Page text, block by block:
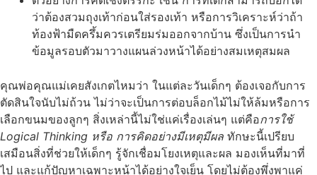
ว่าต้องสวมถุงเท้าก่อนใส่รองเท้า หรือการวิเคราะห์ว่าถ้า
ท้องฟ้ามืดครึ้มควรเตรียมร่มออกจากบ้าน ซึ่งเป็นการนำ
ข้อมูลรอบตัวมาวางแผนล่วงหน้าได้อย่างสมเหตุสมผล
คุณพ่อคุณแม่เคยสังเกตไหมว่า ในแต่ละวันเด็กๆ ต้องเจอกับการ
ตัดสินใจนับไม่ถ้วน ไม่ว่าจะเป็นการต่อบล็อกไม้ไม่ให้ล้มหรือการ
เลือกขนมของลูกๆ สิ่งเหล่านี้ไม่ใช่แค่เรื่องเล่นๆ แต่คือการใช้
Logical Thinking หรือ การคิดอย่างมีเหตุมีผล ทักษะนี้เปรียบ
เสมือนสิ่งที่ช่วยให้เด็กๆ รู้จักเชื่อมโยงเหตุและผล มองเห็นที่มาที่
ไป และแก้ปัญหาเฉพาะหน้าได้อย่างใจเย็น โดยไม่ต้องพึ่งพาแค่